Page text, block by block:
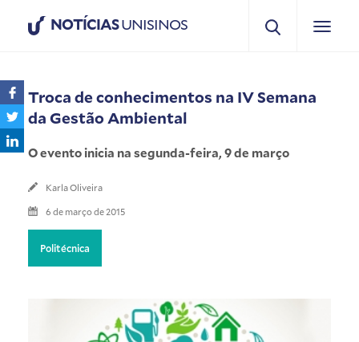
NOTÍCIASUNISINOS
Troca de conhecimentos na IV Semana
da Gestão Ambiental
O evento inicia na segunda-feira, 9 de março
Karla Oliveira
6 de março de 2015
Politécnica